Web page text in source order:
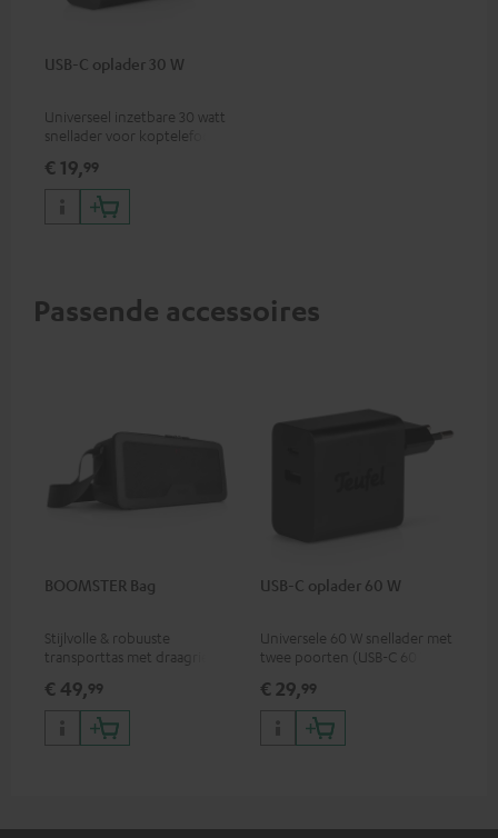
USB-C oplader 30 W
Universeel inzetbare 30 watt
snellader voor koptelefoons,
iPhones, Android
smartphones, tablets en USB-
C-apparaten
€ 19,99
Passende accessoires
BOOMSTER Bag
Stijlvolle & robuuste
transporttas met draagriem
BOOMSTER Special Editions
€ 49,99
USB-C oplader 60 W
Universele 60 W snellader met
twee poorten (USB-C 60 W /
koptelefoons, laptops en
andere USB-C-apparaten tot
€ 29,99